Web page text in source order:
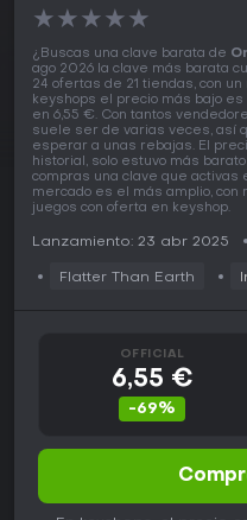
★★★★★
¿Buscas una clave barata de
ago 2026 la clave más barata
24 ofertas de 21 tiendas, con un
keyshops el precio más bajo
en 6,55 €. Con tantos
suele ser de varias veces, así
esperar a unas rebajas. El
historial, solo estuvo más
compras una clave que activas
mercado es el más amplio,
juegos con oferta en keyshop.
Lanzamiento: 23 abr 2025
Flatter Than Earth
OFFICIAL
6,55 €
-69%